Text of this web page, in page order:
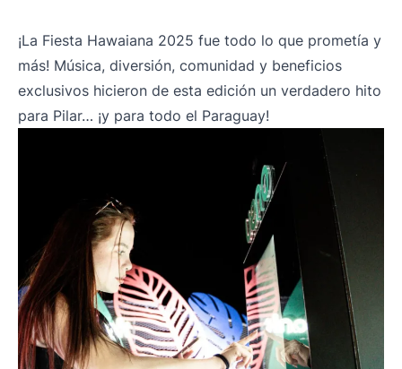
¡La Fiesta Hawaiana 2025 fue todo lo que prometía y
más! Música, diversión, comunidad y beneficios
exclusivos hicieron de esta edición un verdadero hito
para Pilar… ¡y para todo el Paraguay!